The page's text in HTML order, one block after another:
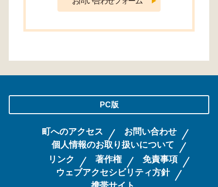
PC版
町へのアクセス
お問い合わせ
個人情報のお取り扱いについて
リンク
著作権
免責事項
ウェブアクセシビリティ方針